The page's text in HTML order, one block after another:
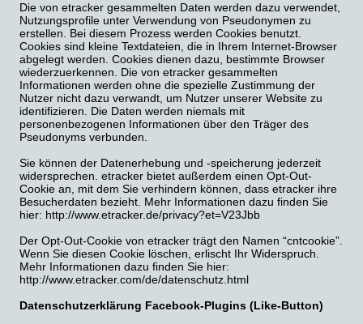
Die von etracker gesammelten Daten werden dazu verwendet,
Nutzungsprofile unter Verwendung von Pseudonymen zu
erstellen. Bei diesem Prozess werden Cookies benutzt.
Cookies sind kleine Textdateien, die in Ihrem Internet-Browser
abgelegt werden. Cookies dienen dazu, bestimmte Browser
wiederzuerkennen. Die von etracker gesammelten
Informationen werden ohne die spezielle Zustimmung der
Nutzer nicht dazu verwandt, um Nutzer unserer Website zu
identifizieren. Die Daten werden niemals mit
personenbezogenen Informationen über den Träger des
Pseudonyms verbunden.
Sie können der Datenerhebung und -speicherung jederzeit
widersprechen. etracker bietet außerdem einen Opt-Out-
Cookie an, mit dem Sie verhindern können, dass etracker ihre
Besucherdaten bezieht. Mehr Informationen dazu finden Sie
hier: http://www.etracker.de/privacy?et=V23Jbb
Der Opt-Out-Cookie von etracker trägt den Namen “cntcookie”.
Wenn Sie diesen Cookie löschen, erlischt Ihr Widerspruch.
Mehr Informationen dazu finden Sie hier:
http://www.etracker.com/de/datenschutz.html
Datenschutzerklärung Facebook-Plugins (Like-Button)